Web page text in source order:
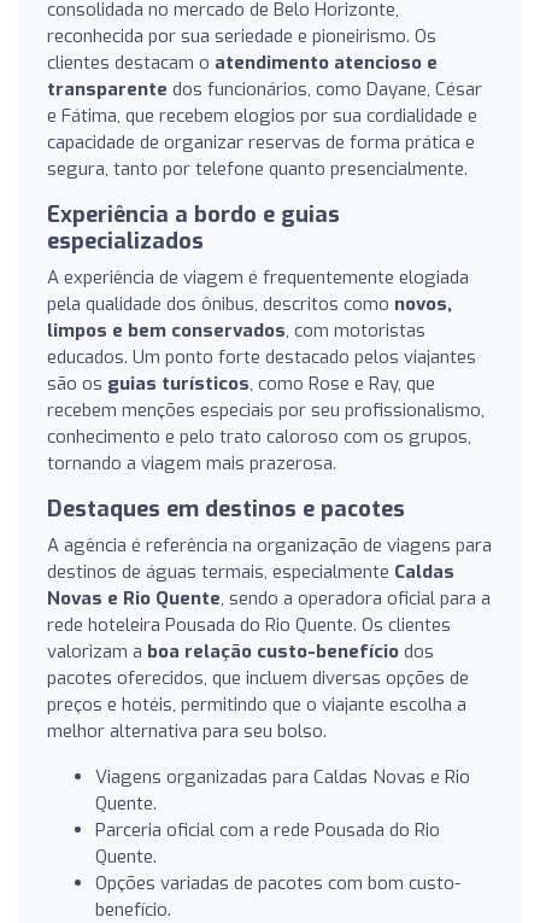
consolidada no mercado de Belo Horizonte,
reconhecida por sua seriedade e pioneirismo. Os
clientes destacam o atendimento atencioso e
transparente dos funcionários, como Dayane, César
e Fátima, que recebem elogios por sua cordialidade e
capacidade de organizar reservas de forma prática e
segura, tanto por telefone quanto presencialmente.
Experiência a bordo e guias
especializados
A experiência de viagem é frequentemente elogiada
pela qualidade dos ônibus, descritos como novos,
limpos e bem conservados, com motoristas
educados. Um ponto forte destacado pelos viajantes
são os guias turísticos, como Rose e Ray, que
recebem menções especiais por seu profissionalismo,
conhecimento e pelo trato caloroso com os grupos,
tornando a viagem mais prazerosa.
Destaques em destinos e pacotes
A agência é referência na organização de viagens para
destinos de águas termais, especialmente Caldas
Novas e Rio Quente, sendo a operadora oficial para a
rede hoteleira Pousada do Rio Quente. Os clientes
valorizam a boa relação custo-benefício dos
pacotes oferecidos, que incluem diversas opções de
preços e hotéis, permitindo que o viajante escolha a
melhor alternativa para seu bolso.
Viagens organizadas para Caldas Novas e Rio
Quente.
Parceria oficial com a rede Pousada do Rio
Quente.
Opções variadas de pacotes com bom custo-
benefício.